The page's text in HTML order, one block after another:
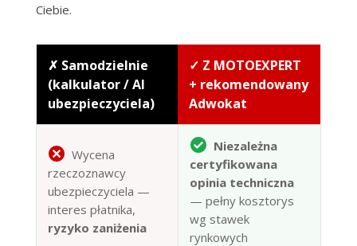
Ciebie.
✗ Samodzielnie
(kalkulator / AI
ubezpieczyciela)
✓ Z MOTOEXPERT
+ rekomendowany
Adwokat
Wycena
rzeczoznawcy
ubezpieczyciela —
interes płatnika,
ryzyko zaniżenia
Niezależna
certyfikowana
opinia techniczna
— pełny kosztorys
wg stawek
rynkowych